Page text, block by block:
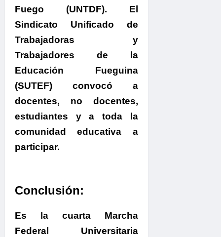
Fuego (UNTDF). El
Sindicato Unificado de
Trabajadoras y
Trabajadores de la
Educación Fueguina
(SUTEF) convocó a
docentes, no docentes,
estudiantes y a toda la
comunidad educativa a
participar.
Conclusión:
Es la cuarta Marcha
Federal Universitaria